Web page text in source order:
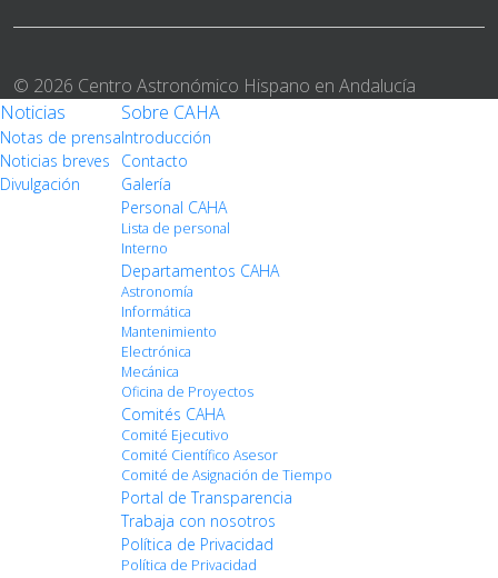
© 2026 Centro Astronómico Hispano en Andalucía
Noticias
Notas de prensa
Noticias breves
Divulgación
Sobre CAHA
Introducción
Contacto
Galería
Personal CAHA
Lista de personal
Interno
Departamentos CAHA
Astronomía
Informática
Mantenimiento
Electrónica
Mecánica
Oficina de Proyectos
Comités CAHA
Comité Ejecutivo
Comité Científico Asesor
Comité de Asignación de Tiempo
Portal de Transparencia
Trabaja con nosotros
Política de Privacidad
Política de Privacidad